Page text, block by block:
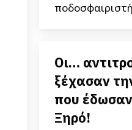
Οι…
ξέχασαν
που
Ξηρό!